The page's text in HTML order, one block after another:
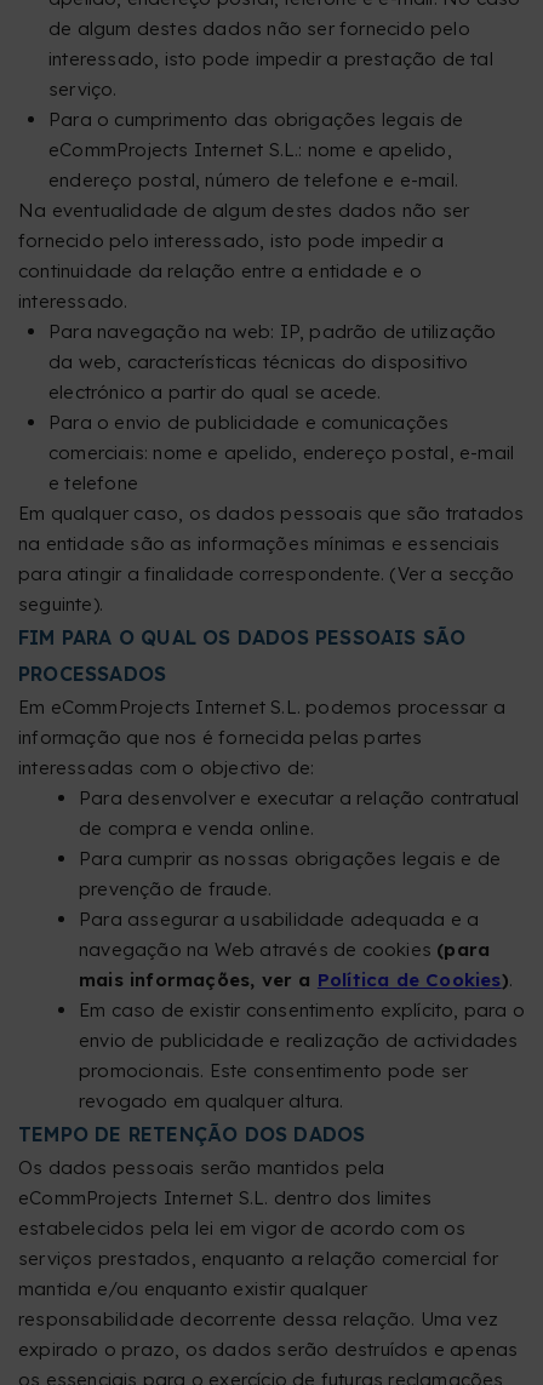
de algum destes dados não ser fornecido pelo
interessado, isto pode impedir a prestação de tal
serviço.
Para o cumprimento das obrigações legais de
eCommProjects Internet S.L.: nome e apelido,
endereço postal, número de telefone e e-mail.
Na eventualidade de algum destes dados não ser
fornecido pelo interessado, isto pode impedir a
continuidade da relação entre a entidade e o
interessado.
Para navegação na web: IP, padrão de utilização
da web, características técnicas do dispositivo
electrónico a partir do qual se acede.
Para o envio de publicidade e comunicações
comerciais: nome e apelido, endereço postal, e-mail
e telefone
Em qualquer caso, os dados pessoais que são tratados
na entidade são as informações mínimas e essenciais
para atingir a finalidade correspondente. (Ver a secção
seguinte).
FIM PARA O QUAL OS DADOS PESSOAIS SÃO
PROCESSADOS
Em eCommProjects Internet S.L. podemos processar a
informação que nos é fornecida pelas partes
interessadas com o objectivo de:
Para desenvolver e executar a relação contratual
de compra e venda online.
Para cumprir as nossas obrigações legais e de
prevenção de fraude.
Para assegurar a usabilidade adequada e a
navegação na Web através de cookies (para
mais informações, ver a Política de Cookies).
Em caso de existir consentimento explícito, para o
envio de publicidade e realização de actividades
promocionais. Este consentimento pode ser
revogado em qualquer altura.
TEMPO DE RETENÇÃO DOS DADOS
Os dados pessoais serão mantidos pela
eCommProjects Internet S.L. dentro dos limites
estabelecidos pela lei em vigor de acordo com os
serviços prestados, enquanto a relação comercial for
mantida e/ou enquanto existir qualquer
responsabilidade decorrente dessa relação. Uma vez
expirado o prazo, os dados serão destruídos e apenas
os essenciais para o exercício de futuras reclamações